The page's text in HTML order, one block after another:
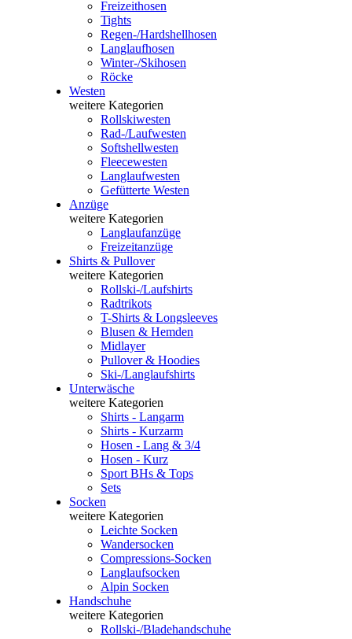
Freizeithosen
Tights
Regen-/Hardshellhosen
Langlaufhosen
Winter-/Skihosen
Röcke
Westen
weitere Kategorien
Rollskiwesten
Rad-/Laufwesten
Softshellwesten
Fleecewesten
Langlaufwesten
Gefütterte Westen
Anzüge
weitere Kategorien
Langlaufanzüge
Freizeitanzüge
Shirts & Pullover
weitere Kategorien
Rollski-/Laufshirts
Radtrikots
T-Shirts & Longsleeves
Blusen & Hemden
Midlayer
Pullover & Hoodies
Ski-/Langlaufshirts
Unterwäsche
weitere Kategorien
Shirts - Langarm
Shirts - Kurzarm
Hosen - Lang & 3/4
Hosen - Kurz
Sport BHs & Tops
Sets
Socken
weitere Kategorien
Leichte Socken
Wandersocken
Compressions-Socken
Langlaufsocken
Alpin Socken
Handschuhe
weitere Kategorien
Rollski-/Bladehandschuhe